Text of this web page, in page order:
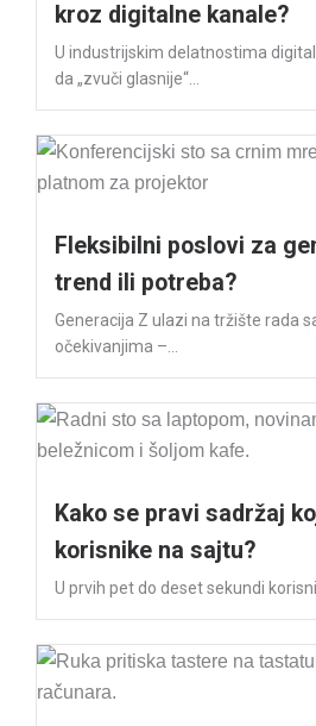
kroz digitalne kanale?
U industrijskim delatnostima
da „zvuči glasnije“...
Fleksibilni poslovi za
trend ili potreba?
Generacija Z ulazi na tržište rada
očekivanjima –...
Kako se pravi sadržaj
korisnike na sajtu?
U prvih pet do deset sekundi